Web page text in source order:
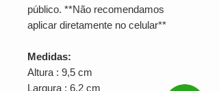
público. **Não recomendamos
aplicar diretamente no celular**
Medidas:
Altura : 9,5 cm
Largura : 6,2 cm